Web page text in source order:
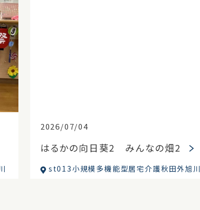
2026/07/04
はるかの向日葵2 みんなの畑2
st013小規模多機能型居宅介護秋田外旭川